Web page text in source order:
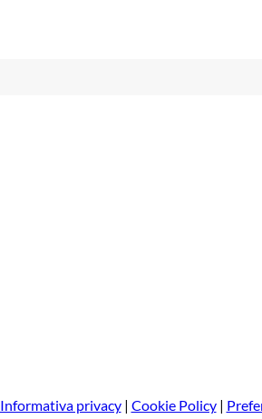
Informativa privacy| Cookie Policy|